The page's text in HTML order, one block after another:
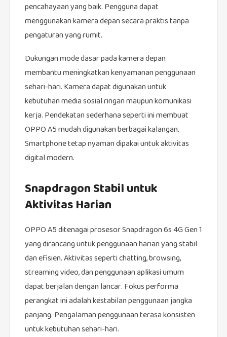
pencahayaan yang baik. Pengguna dapat
menggunakan kamera depan secara praktis tanpa
pengaturan yang rumit.
Dukungan mode dasar pada kamera depan
membantu meningkatkan kenyamanan penggunaan
sehari-hari. Kamera dapat digunakan untuk
kebutuhan media sosial ringan maupun komunikasi
kerja. Pendekatan sederhana seperti ini membuat
OPPO A5 mudah digunakan berbagai kalangan.
Smartphone tetap nyaman dipakai untuk aktivitas
digital modern.
Snapdragon Stabil untuk
Aktivitas Harian
OPPO A5 ditenagai prosesor Snapdragon 6s 4G Gen 1
yang dirancang untuk penggunaan harian yang stabil
dan efisien. Aktivitas seperti chatting, browsing,
streaming video, dan penggunaan aplikasi umum
dapat berjalan dengan lancar. Fokus performa
perangkat ini adalah kestabilan penggunaan jangka
panjang. Pengalaman penggunaan terasa konsisten
untuk kebutuhan sehari-hari.